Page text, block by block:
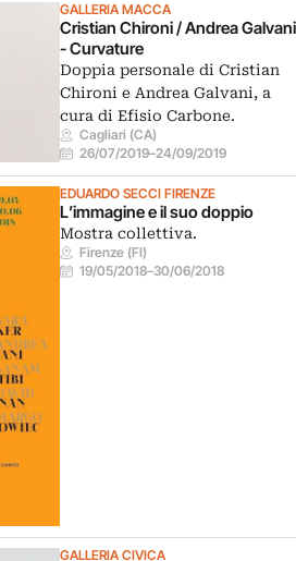
GALLERIA MACCA
Cristian Chironi / Andrea Galvani
- Curvature
Doppia personale di Cristian
Chironi e Andrea Galvani, a
cura di Efisio Carbone.
Cagliari (CA)
26/07/2019–24/09/2019
EDUARDO SECCI FIRENZE
L’immagine e il suo doppio
Mostra collettiva.
Firenze (FI)
19/05/2018–30/06/2018
GALLERIA CIVICA